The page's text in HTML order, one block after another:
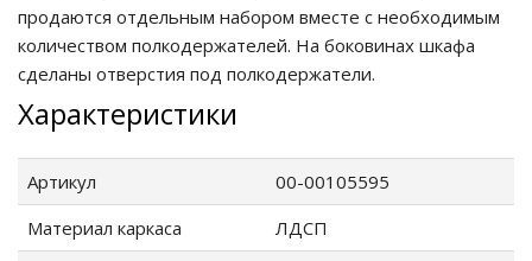
продаются отдельным набором вместе с необходимым
количеством полкодержателей. На боковинах шкафа
сделаны отверстия под полкодержатели.
Характеристики
Артикул
00-00105595
Материал каркаса
ЛДСП